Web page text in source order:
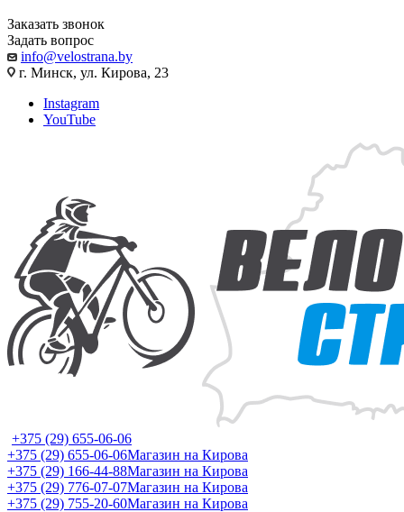
Заказать звонок
Задать вопрос
info@velostrana.by
г. Минск, ул. Кирова, 23
Instagram
YouTube
+375 (29) 655-06-06
+375 (29) 655-06-06Магазин на Кирова
+375 (29) 166-44-88Магазин на Кирова
+375 (29) 776-07-07Магазин на Кирова
+375 (29) 755-20-60Магазин на Кирова